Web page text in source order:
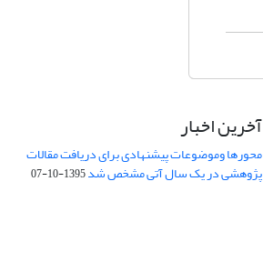
آخرین اخبار
محورها وموضوعات پیشنهادی برای دریافت مقالات
پژوهشی در یک سال آتی مشخص شد1395-10-07